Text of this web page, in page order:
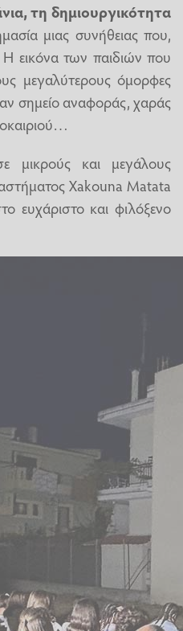
τη δημιουργικότητα
μιας συνήθειας που,
Η εικόνα των παιδιών που
μεγαλύτερους όμορφες
σημείο αναφοράς, χαράς
μικρούς και μεγάλους
Xakouna Matata
ευχάριστο και φιλόξενο